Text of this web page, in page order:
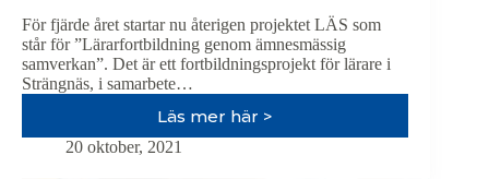
För fjärde året startar nu återigen projektet LÄS som
står för ”Lärarfortbildning genom ämnesmässig
samverkan”. Det är ett fortbildningsprojekt för lärare i
Strängnäs, i samarbete…
Läs mer här >
Professor
20 oktober, 2021